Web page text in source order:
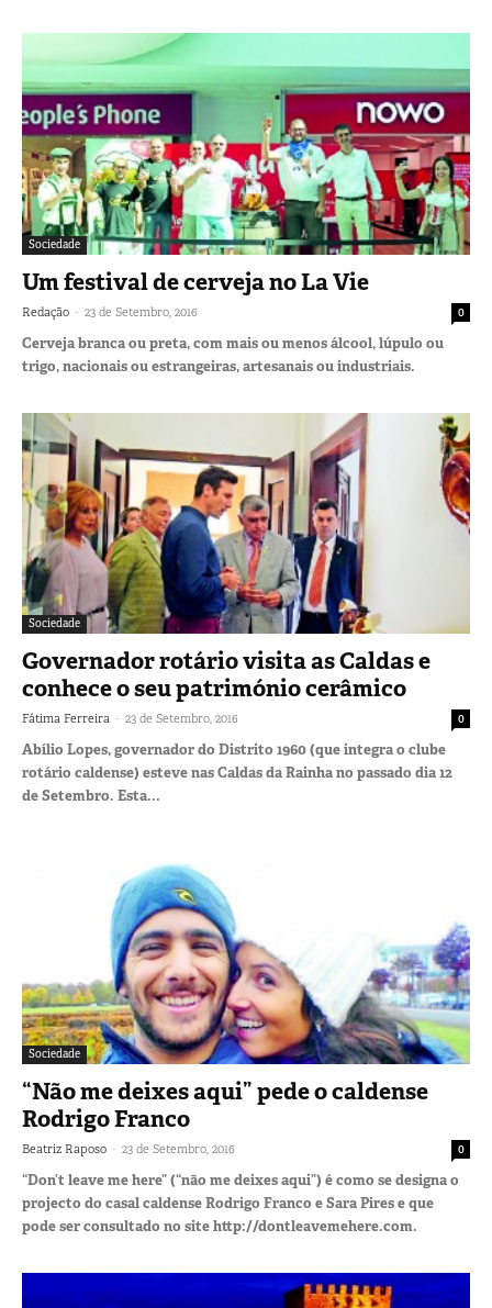
Sociedade
Um festival de cerveja no La Vie
Redação - 23 de Setembro, 2016 0
Cerveja branca ou preta, com mais ou menos álcool, lúpulo ou
trigo, nacionais ou estrangeiras, artesanais ou industriais.
Sociedade
Governador rotário visita as Caldas e
conhece o seu património cerâmico
Fátima Ferreira - 23 de Setembro, 2016 0
Abílio Lopes, governador do Distrito 1960 (que integra o clube
rotário caldense) esteve nas Caldas da Rainha no passado dia 12
de Setembro. Esta...
Sociedade
“Não me deixes aqui” pede o caldense
Rodrigo Franco
Beatriz Raposo - 23 de Setembro, 2016 0
“Don’t leave me here” (“não me deixes aqui”) é como se designa o
projecto do casal caldense Rodrigo Franco e Sara Pires e que
pode ser consultado no site http://dontleavemehere.com.